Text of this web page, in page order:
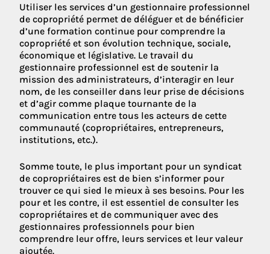
Utiliser les services d’un gestionnaire professionnel
de copropriété permet de déléguer et de bénéficier
d’une formation continue pour comprendre la
copropriété et son évolution technique, sociale,
économique et législative. Le travail du
gestionnaire professionnel est de soutenir la
mission des administrateurs, d’interagir en leur
nom, de les conseiller dans leur prise de décisions
et d’agir comme plaque tournante de la
communication entre tous les acteurs de cette
communauté (copropriétaires, entrepreneurs,
institutions, etc.).
Somme toute, le plus important pour un syndicat
de copropriétaires est de bien s’informer pour
trouver ce qui sied le mieux à ses besoins. Pour les
pour et les contre, il est essentiel de consulter les
copropriétaires et de communiquer avec des
gestionnaires professionnels pour bien
comprendre leur offre, leurs services et leur valeur
ajoutée.